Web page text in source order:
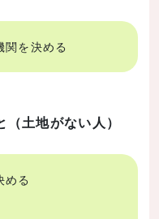
関を決める
土地がない人）
める